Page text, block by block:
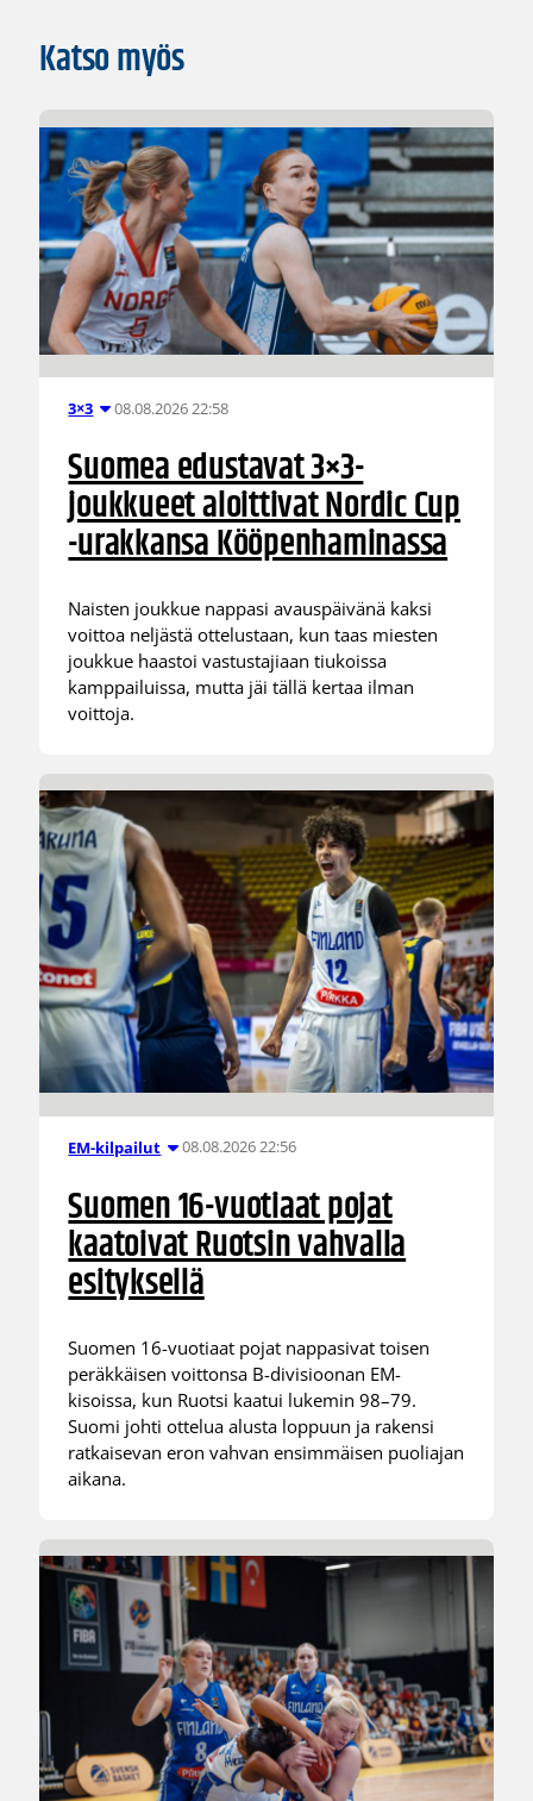
Katso myös
3×3 08.08.2026 22:58
Suomea edustavat 3×3-
joukkueet aloittivat Nordic Cup
-urakkansa Kööpenhaminassa
Naisten joukkue nappasi avauspäivänä kaksi
voittoa neljästä ottelustaan, kun taas miesten
joukkue haastoi vastustajiaan tiukoissa
kamppailuissa, mutta jäi tällä kertaa ilman
voittoja.
EM-kilpailut 08.08.2026 22:56
Suomen 16-vuotiaat pojat
kaatoivat Ruotsin vahvalla
esityksellä
Suomen 16-vuotiaat pojat nappasivat toisen
peräkkäisen voittonsa B-divisioonan EM-
kisoissa, kun Ruotsi kaatui lukemin 98–79.
Suomi johti ottelua alusta loppuun ja rakensi
ratkaisevan eron vahvan ensimmäisen puoliajan
aikana.